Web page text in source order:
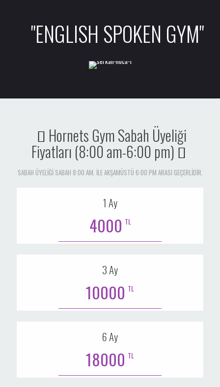
"ENGLISH SPOKEN GYM"
Hadi başlayalım !!!
Hornets Gym Sabah Üyeliği
Fiyatları (8:00 am-6:00 pm)
SABAH ÜYELİĞİ SABAH 8:00 AM. İLE AKŞAMÜSTÜ 6:00 PM ARASI GEÇERLİDİR.
1 Ay
4000 TL
3 Ay
10000 TL
6 Ay
18000 TL